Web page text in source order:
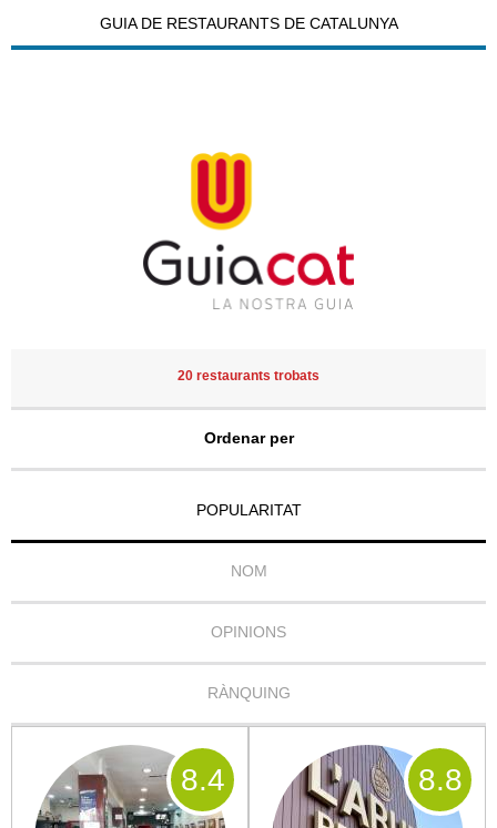
GUIA DE RESTAURANTS DE CATALUNYA
20 restaurants trobats
Ordenar per
POPULARITAT
NOM
OPINIONS
RÀNQUING
8.4 8.8